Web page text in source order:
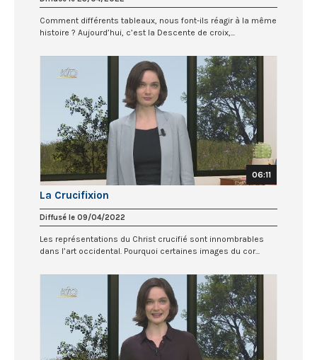
Comment différents tableaux, nous font-ils réagir à la même
histoire ? Aujourd’hui, c’est la Descente de croix,...
06:11
La Crucifixion
Diffusé le 09/04/2022
Les représentations du Christ crucifié sont innombrables
dans l’art occidental. Pourquoi certaines images du cor...